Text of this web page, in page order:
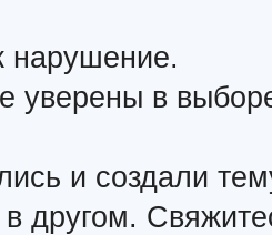
нарушение.
уверены в
и создали
в другом.